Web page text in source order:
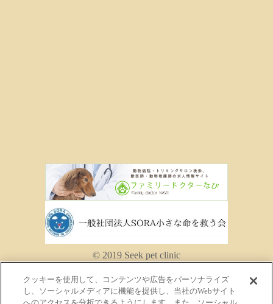
© 2019 Seek pet clinic
クッキーを使用して、コンテンツや広告をパーソナライズ
し、ソーシャルメディアに機能を提供し、当社のWebサイト